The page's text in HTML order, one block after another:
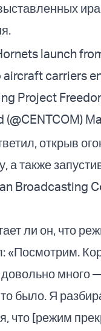
launch
carriers
Project
открыв
а также
Broadcasting
ли он, что
«Посмотрим.
много
было. Я
что [режим